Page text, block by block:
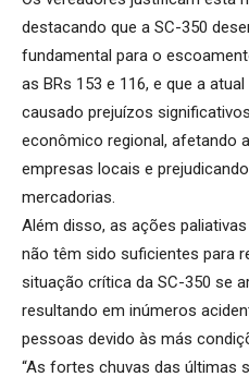
destacando que a SC-350
fundamental para o
as BRs 153 e 116, e que a
causado prejuízos
econômico regional, afetando
empresas locais e
mercadorias.
Além disso, as ações
não têm sido suficientes para
situação crítica da SC-350 se
resultando em inúmeros
pessoas devido às más
“As fortes chuvas das últimas